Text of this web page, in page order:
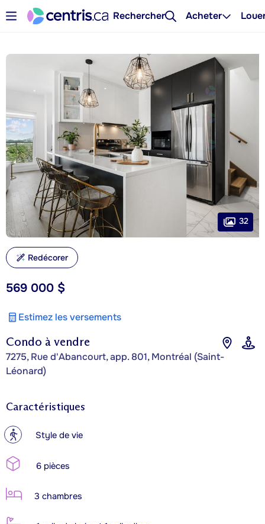
Rechercher Acheter
Condo à vendre
7275, Rue d'Abancourt, app. 801, Montréal (Saint-
Léonard)
569 000 $
Estimez les versements
32
Redécorer
Caractéristiques
? Style de vie
6 pièces
3 chambres